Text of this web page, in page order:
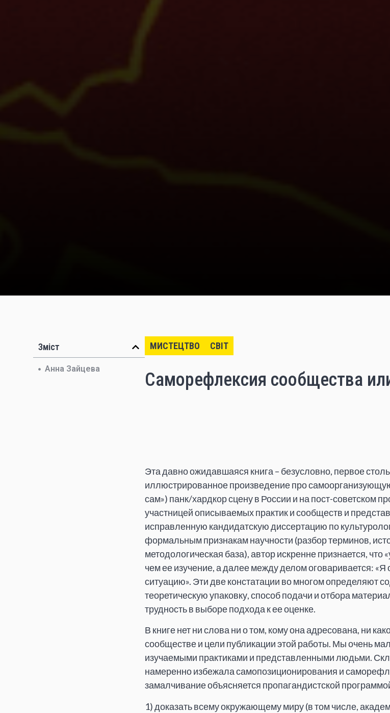
Зміст
Анна Зайцева
МИСТЕЦТВО СВІТ
Саморефлексия сообщества
Эта давно ожидавшаяся книга – безусловно, первое
иллюстрированное произведение про
сам») панк/хардкор сцену в России и на пост-советском
участницей описываемых практик и сообществ и
исправленную кандидатскую диссертацию по
формальным признакам научности (разбор терминов,
методологическая база), автор искренне признается, что
чем ее изучение, а далее между делом оговаривается:
ситуацию». Эти две констатации во многом определяют
теоретическую упаковку, способ подачи и отбора
трудность в выборе подхода к ее оценке.
В книге нет ни слова ни о том, кому она адресована, ни
сообществе и цели публикации этой работы. Мы очень
изучаемыми практиками и представленными людьми.
намеренно избежала самопозиционирования и
замалчивание объясняется пропагандистской
1) доказать всему окружающему миру (в том числе,